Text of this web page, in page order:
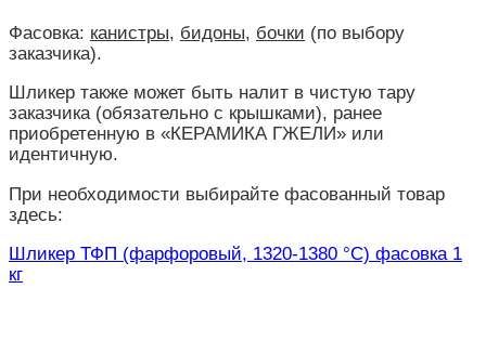
Фасовка: канистры, бидоны, бочки (по выбору
заказчика).
Шликер также может быть налит в чистую тару
заказчика (обязательно с крышками), ранее
приобретенную в «КЕРАМИКА ГЖЕЛИ» или
идентичную.
При необходимости выбирайте фасованный товар
здесь:
Шликер ТФП (фарфоровый, 1320-1380 °С) фасовка 1
кг